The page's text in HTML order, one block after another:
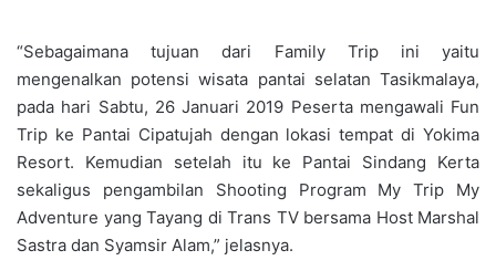
“Sebagaimana tujuan dari Family Trip ini yaitu
mengenalkan potensi wisata pantai selatan Tasikmalaya,
pada hari Sabtu, 26 Januari 2019 Peserta mengawali Fun
Trip ke Pantai Cipatujah dengan lokasi tempat di Yokima
Resort. Kemudian setelah itu ke Pantai Sindang Kerta
sekaligus pengambilan Shooting Program My Trip My
Adventure yang Tayang di Trans TV bersama Host Marshal
Sastra dan Syamsir Alam,” jelasnya.